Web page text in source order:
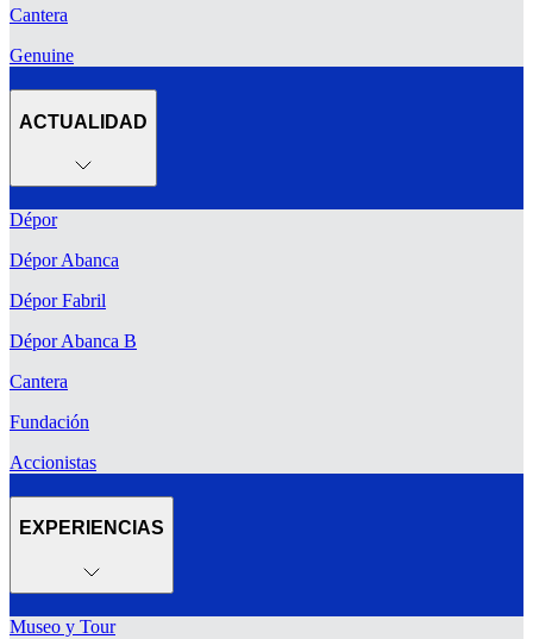
Cantera
Genuine
ACTUALIDAD
Dépor
Dépor Abanca
Dépor Fabril
Dépor Abanca B
Cantera
Fundación
Accionistas
EXPERIENCIAS
Museo y Tour